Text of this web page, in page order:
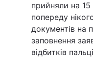
прийняли на
попереду
документів на
заповнення
відбитків